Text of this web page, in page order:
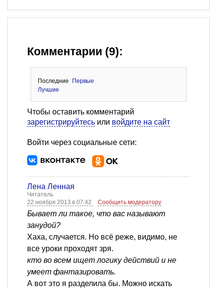
Комментарии (9):
Последние
Первые
Лучшие
Чтобы оставить комментарий
зарегистрируйтесь или войдите на сайт
Войти через социальные сети:
Лена Ленная
Читатель
22 ноября 2013 в 07:42
Сообщить модератору
Бывает ли такое, что вас называют
занудой?
Хаха, случается. Но всё реже, видимо, не
все уроки проходят зря.
кто во всем ищет логику действий и не
умеет фантазировать.
А вот это я разделила бы. Можно искать